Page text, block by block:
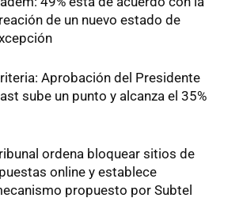
de un nuevo estado de
Aprobación del Presidente
sube un punto y alcanza el 35%
ordena bloquear sitios de
online y establece
propuesto por Subtel